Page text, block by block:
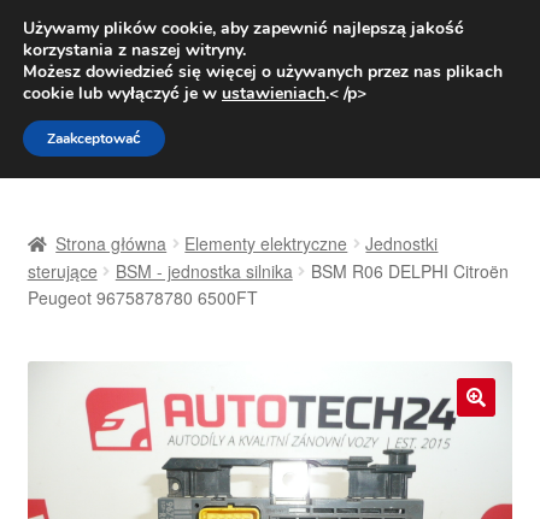
DOSTAWA od 31 zł
Pn.-pt. 9:00-16:00800 003 167
Przejdź
do
nawigacji
Przejdź
do
treści
Dostawa
Kontakt
Moje konto
Strona główna Elementy elektryczne
Jednostki
sterujące
BSM - jednostka silnika
BSM R06 DELPHI Citroën
Peugeot 9675878780 6500FT
Używamy plików cookie, aby zapewnić najlepszą jakość
korzystania z naszej witryny.
Możesz dowiedzieć się więcej o używanych przez nas plikach
cookie lub wyłączyć je w ustawieniach.< /p>
Zaakceptować